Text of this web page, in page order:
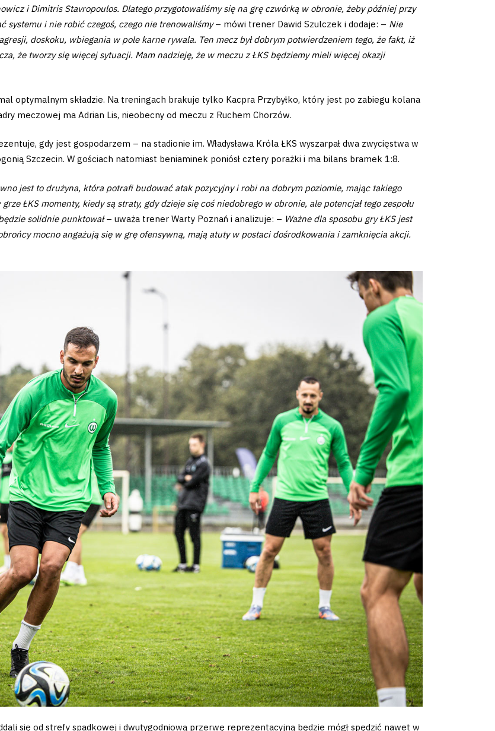
i Dimitris Stavropoulos. Dlatego przygotowaliśmy się na grę czwórką w obronie, żeby później przy
systemu i nie robić czegoś, czego nie trenowaliśmy– mówi trener Dawid Szulczek i dodaje: – Nie
doskoku, wbiegania w pole karne rywala. Ten mecz był dobrym potwierdzeniem tego, że fakt, iż
że tworzy się więcej sytuacji. Mam nadzieję, że w meczu z ŁKS będziemy mieli więcej okazji
optymalnym składzie. Na treningach brakuje tylko Kacpra Przybyłko, który jest po zabiegu kolana
meczowej ma Adrian Lis, nieobecny od meczu z Ruchem Chorzów.
gdy jest gospodarzem – na stadionie im. Władysława Króla ŁKS wyszarpał dwa zwycięstwa w
Szczecin. W gościach natomiast beniaminek poniósł cztery porażki i ma bilans bramek 1:8.
jest to drużyna, która potrafi budować atak pozycyjny i robi na dobrym poziomie, mając takiego
ŁKS momenty, kiedy są straty, gdy dzieje się coś niedobrego w obronie, ale potencjał tego zespołu
solidnie punktował– uważa trener Warty Poznań i analizuje: – Ważne dla sposobu gry ŁKS jest
mocno angażują się w grę ofensywną, mają atuty w postaci dośrodkowania i zamknięcia akcji.
się od strefy spadkowej i dwutygodniową przerwę reprezentacyjną będzie mógł spędzić nawet w